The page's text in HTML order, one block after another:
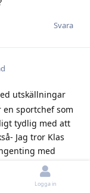
Svara
utskällningar
en sportchef som
tydlig med att
Jag tror Klas
med
Svara
Logga in